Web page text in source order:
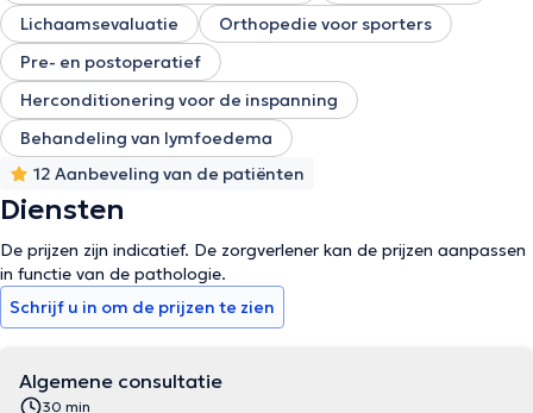
Lichaamsevaluatie
Orthopedie voor sporters
Pre- en postoperatief
Herconditionering voor de inspanning
Behandeling van lymfoedema
12 Aanbeveling van de patiënten
Diensten
De prijzen zijn indicatief. De zorgverlener kan de prijzen aanpassen
in functie van de pathologie.
Schrijf u in om de prijzen te zien
Algemene consultatie
30 min